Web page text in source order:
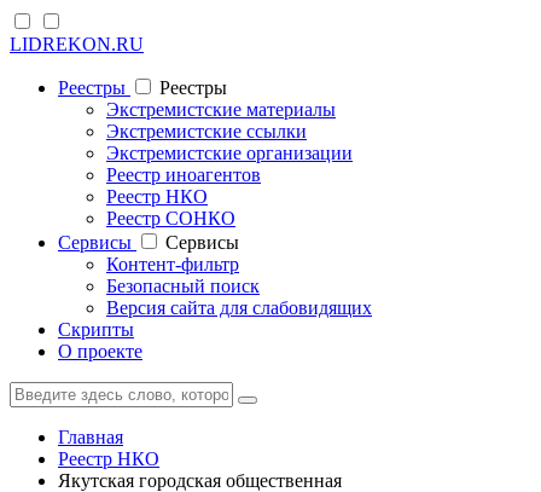
LIDREKON.RU
Реестры
Реестры
Экстремистские материалы
Экстремистские ссылки
Экстремистские организации
Реестр иноагентов
Реестр НКО
Реестр СОНКО
Cервисы
Cервисы
Контент-фильтр
Безопасный поиск
Версия сайта для слабовидящих
Скрипты
О проекте
Главная
Реестр НКО
Якутская городская общественная